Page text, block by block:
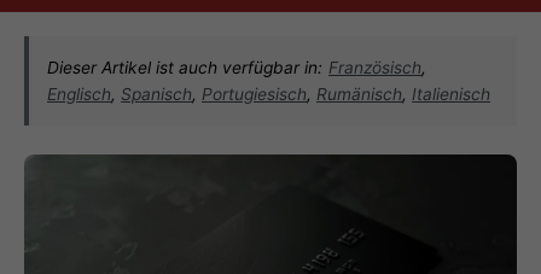
Dieser Artikel ist auch verfügbar in: Französisch,
Englisch, Spanisch, Portugiesisch, Rumänisch, Italienisch